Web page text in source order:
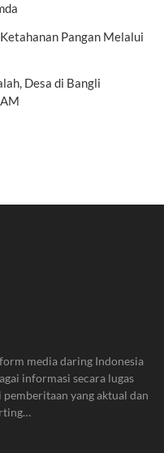
Pangan Melalui
Desa di Bangli
media daring Indonesia
informasi secara lugas
yang aktual dan